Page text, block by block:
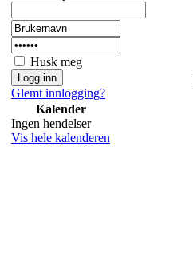
Husk meg
Glemt innlogging?
Kalender
Ingen hendelser
Vis hele kalenderen